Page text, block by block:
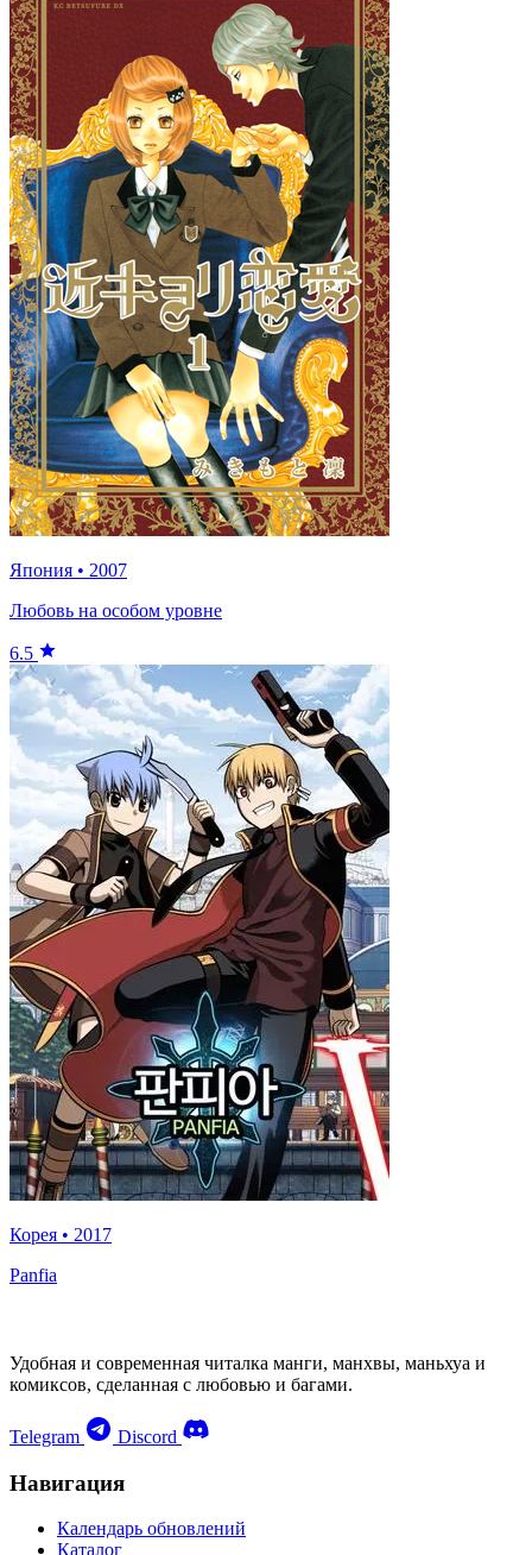
Япония • 2007
Любовь на особом уровне
6.5
Корея • 2017
Panfia
Удобная и современная читалка манги, манхвы, маньхуа и
комиксов, сделанная с любовью и багами.
Telegram Discord
Навигация
Календарь обновлений
Каталог